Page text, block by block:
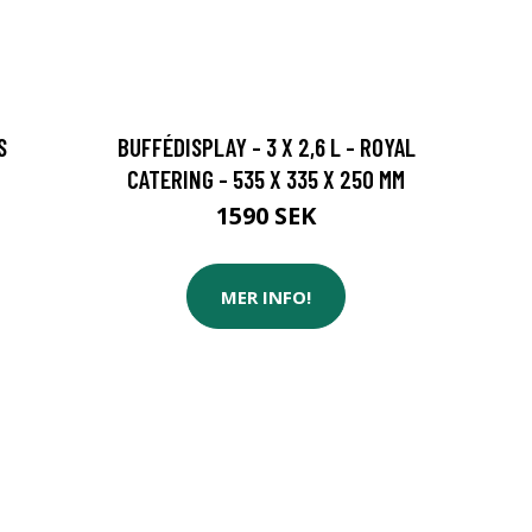
BUFFÉDISPLAY - 3 X 2,6 L - ROYAL
CATERING - 535 X 335 X 250 MM
1590 SEK
MER INFO!